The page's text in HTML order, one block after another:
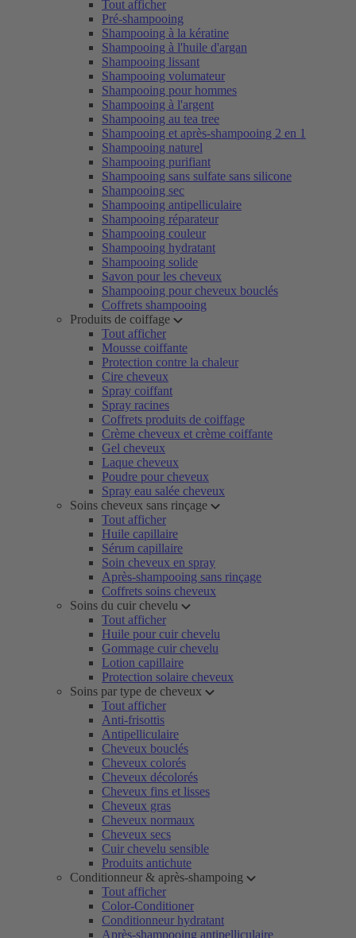
Tout afficher
Pré-shampooing
Shampooing à la kératine
Shampooing à l'huile d'argan
Shampooing lissant
Shampooing volumateur
Shampooing pour hommes
Shampooing à l'argent
Shampooing au tea tree
Shampooing et après-shampooing 2 en 1
Shampooing naturel
Shampooing purifiant
Shampooing sans sulfate sans silicone
Shampooing sec
Shampooing antipelliculaire
Shampooing réparateur
Shampooing couleur
Shampooing hydratant
Shampooing solide
Savon pour les cheveux
Shampooing pour cheveux bouclés
Coffrets shampooing
Produits de coiffage
Tout afficher
Mousse coiffante
Protection contre la chaleur
Cire cheveux
Spray coiffant
Spray racines
Coffrets produits de coiffage
Crème cheveux et crème coiffante
Gel cheveux
Laque cheveux
Poudre pour cheveux
Spray eau salée cheveux
Soins cheveux sans rinçage
Tout afficher
Huile capillaire
Sérum capillaire
Soin cheveux en spray
Après-shampooing sans rinçage
Coffrets soins cheveux
Soins du cuir chevelu
Tout afficher
Huile pour cuir chevelu
Gommage cuir chevelu
Lotion capillaire
Protection solaire cheveux
Soins par type de cheveux
Tout afficher
Anti-frisottis
Antipelliculaire
Cheveux bouclés
Cheveux colorés
Cheveux décolorés
Cheveux fins et lisses
Cheveux gras
Cheveux normaux
Cheveux secs
Cuir chevelu sensible
Produits antichute
Conditionneur & après-shampoing
Tout afficher
Color-Conditioner
Conditionneur hydratant
Après-shampooing antipelliculaire